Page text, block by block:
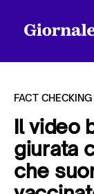
Tutti gli
FACT CHECKING
Il video
giurata
che